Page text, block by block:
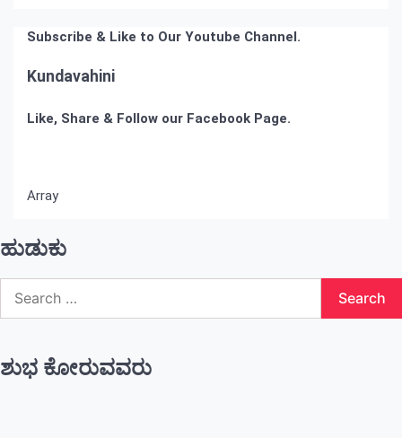
Subscribe & Like to Our Youtube Channel.
Kundavahini
Like, Share & Follow our Facebook Page.
Array
ಹುಡುಕು
for:
ಶುಭ ಕೋರುವವರು